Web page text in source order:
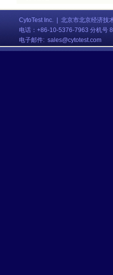
CytoTest Inc. | 北京市北京经济技
电话 ： +86-10-5376-7963 分机号
电子邮件: sales@cytotest.com